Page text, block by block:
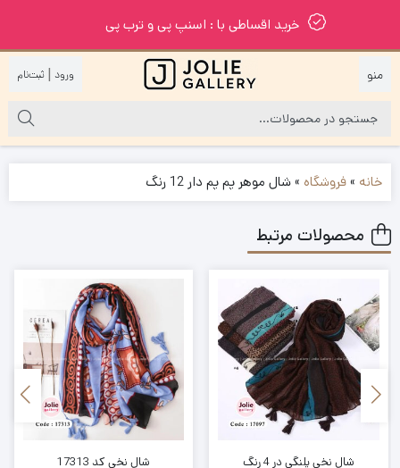
خرید اقساطی با : اسنپ پی و ترب پی
|
خانه »فروشگاه »شال موهر پم پم دار 12 رنگ
محصولات مرتبط
شال نخی پلنگی در 4 رنگ شال نخی کد 17313